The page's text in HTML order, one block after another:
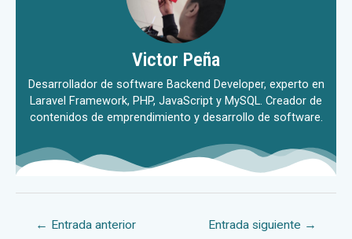
Victor Peña
Desarrollador de software Backend Developer, experto en
Laravel Framework, PHP, JavaScript y MySQL. Creador de
contenidos de emprendimiento y desarrollo de software.
← Entrada anterior Entrada siguiente →